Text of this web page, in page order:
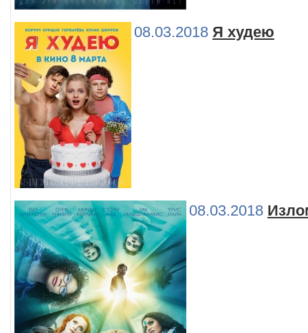
08.03.2018 Я худею
08.03.2018